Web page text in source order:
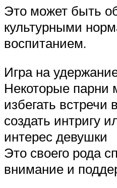
Это может быть
культурными
воспитанием.
Игра на
Некоторые парни
избегать встречи
создать интригу
интерес девушки
Это своего рода
внимание и